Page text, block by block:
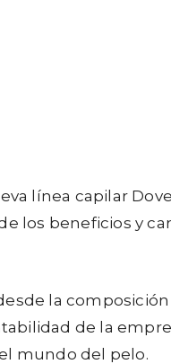
línea capilar
los beneficios y
la
de la
mundo del pelo.